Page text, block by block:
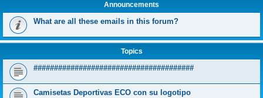
Announcements
What are all these emails in this forum?
Topics
#######################################
Camisetas Deportivas ECO con su logotipo